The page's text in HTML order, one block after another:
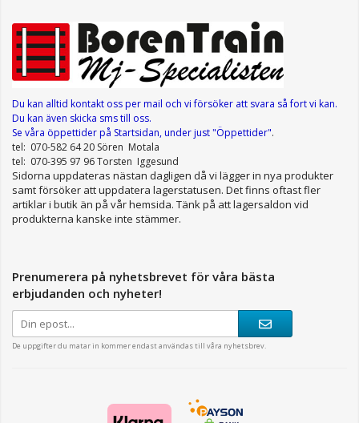
Du kan alltid kontakt oss per mail och vi försöker att svara så fort vi kan.
Du kan även skicka sms till oss.
Se våra öppettiderpå Startsidan, under just "Öppettider".
tel: 070-582 64 20 Sören Motala
tel: 070-395 97 96 Torsten Iggesund
Sidorna uppdateras nästan dagligen då vi lägger in nya produkter
samt försöker att uppdatera lagerstatusen. Det finns oftast fler
artiklar i butik än på vår hemsida. Tänk på att lagersaldon vid
produkterna kanske inte stämmer.
Prenumerera på nyhetsbrevet för våra bästa
erbjudanden och nyheter!
De uppgifter du matar in kommer endast användas till våra nyhetsbrev.